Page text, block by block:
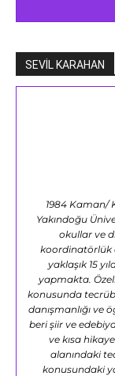
SEVİL KARAHAN
1984 Kaman/
Yakındoğu
okullar ve
koordinatörlük
yaklaşık 15
yapmakta.
konusunda
danışmanlığı ve
beri şiir ve
ve kısa
alanındaki
konusundaki